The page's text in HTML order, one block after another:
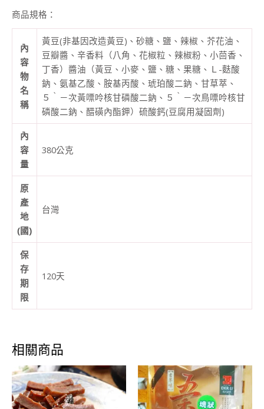
商品規格：
內
容
物
名
稱
黃豆(非基因改造黃豆)、砂糖、鹽、辣椒、芥花油、
豆瓣醬、辛香料（八角、花椒粒、辣椒粉、小茴香、
丁香）醬油（黃豆、小麥、鹽、糖、果糖、Ｌ-麩酸
鈉、氨基乙酸、胺基丙酸、琥珀酸二鈉、甘草萃、
５‵－次黃嘌呤核甘磷酸二鈉、５‵－次鳥嘌呤核甘
磷酸二鈉、醋磺內酯鉀）硫酸鈣(豆腐用凝固劑)
內
容
量
380公克
原
產
地
(國)
台灣
保
存
期
限
120天
相關商品